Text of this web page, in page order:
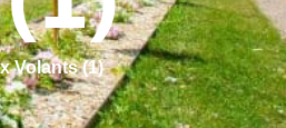
Volants (1)